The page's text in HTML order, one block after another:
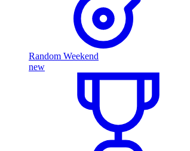
Random Weekend
new